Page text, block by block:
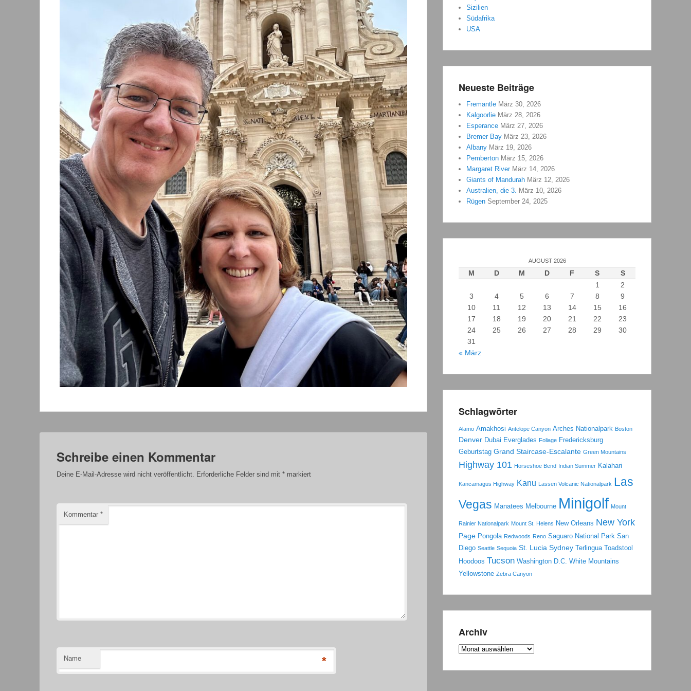
Schreibe einen Kommentar
Deine E-Mail-Adresse wird nicht veröffentlicht. Erforderliche Felder sind mit * markiert
Kommentar *
Name *
Sizilien
Südafrika
USA
Neueste Beiträge
Fremantle März 30, 2026
Kalgoorlie März 28, 2026
Esperance März 27, 2026
Bremer Bay März 23, 2026
Albany März 19, 2026
Pemberton März 15, 2026
Margaret River März 14, 2026
Giants of Mandurah März 12, 2026
Australien, die 3. März 10, 2026
Rügen September 24, 2025
AUGUST 2026
M D M D F S
S
1
2
3
4 5 6 7 8
9
10
11 12 13 14 15
16
17
18 19 20 21 22
23
24
25 26 27 28 29
30
31
« März
Schlagwörter
Alamo Amakhosi Antelope Canyon Arches Nationalpark Boston
Denver Dubai Everglades Foliage Fredericksburg
Geburtstag Grand Staircase-Escalante Green Mountains
Highway 101 Horseshoe Bend Indian Summer Kalahari
Kancamagus Highway Kanu Lassen Volcanic Nationalpark Las
Vegas Manatees Melbourne Minigolf Mount
Rainier Nationalpark Mount St. Helens New Orleans New York
Page Pongola Redwoods Reno Saguaro National Park San
Diego Seattle Sequoia St. Lucia Sydney Terlingua Toadstool
Hoodoos Tucson Washington D.C. White Mountains
Yellowstone Zebra Canyon
Archiv
Archiv